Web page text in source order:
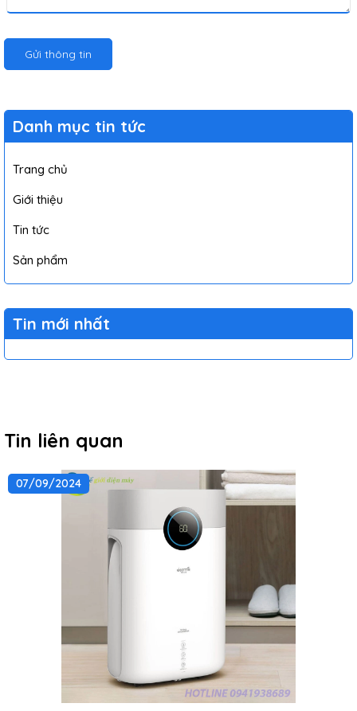
Gửi thông tin
Danh mục tin tức
Trang chủ
Giới thiệu
Tin tức
Sản phẩm
Tin mới nhất
Tin liên quan
07/09/2024